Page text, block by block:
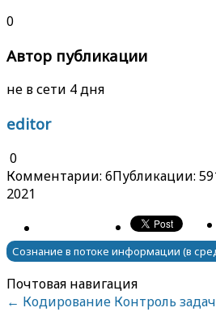
0
Автор публикации
не в сети 4 дня
editor
0
Комментарии: 6Публикации:
2021
Сознание в потоке информации (в
Почтовая навигация
← Кодирование Контроль задач